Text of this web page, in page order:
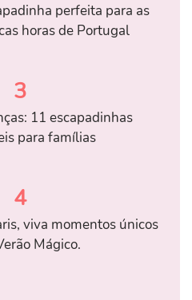
perfeita para as
horas de Portugal
3
11 escapadinhas
para famílias
4
viva momentos únicos
Mágico.